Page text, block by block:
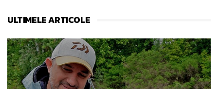
ULTIMELE ARTICOLE